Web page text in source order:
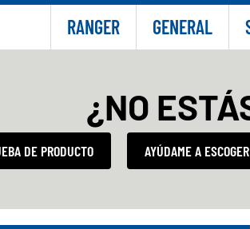
RANGER GENERAL
¿NO
DE PRODUCTO AYÚDAME A ESCOGER